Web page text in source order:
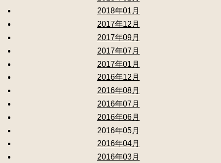
2018年01月
2017年12月
2017年09月
2017年07月
2017年01月
2016年12月
2016年08月
2016年07月
2016年06月
2016年05月
2016年04月
2016年03月